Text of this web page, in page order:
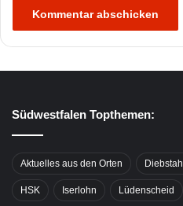
Südwestfalen Topthemen:
Aktuelles aus den Orten Diebstahl
HSK Iserlohn Lüdenscheid